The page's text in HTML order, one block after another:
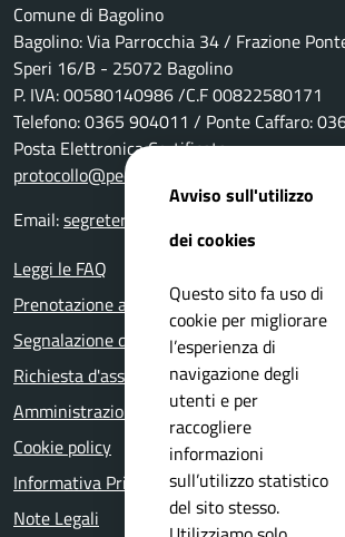
Comune di Bagolino
Bagolino: Via Parrocchia 34 / Frazione
Speri 16/B - 25072 Bagolino
P. IVA: 00580140986 /C.F 00822580171
Telefono: 0365 904011 / Ponte Caffaro:
Posta Elettronica Certificata:
protocollo@pec.comune.bagolino.bs.it
Email:segreteria@comune.bagolino.bs.it
Leggi le FAQ
Prenotazione appuntamento
Segnalazione disservizio
Richiesta d'assistenza
Amministrazione trasparente
Cookie policy
Informativa Privacy
Note Legali
Avviso sull'utilizzo
dei cookies
Questo sito fa uso di
cookie per migliorare
l’esperienza di
navigazione degli
utenti e per
raccogliere
informazioni
sull’utilizzo statistico
del sito stesso.